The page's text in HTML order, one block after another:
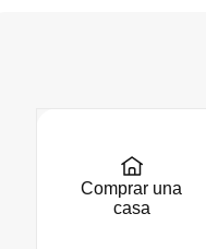
Comprar una
casa